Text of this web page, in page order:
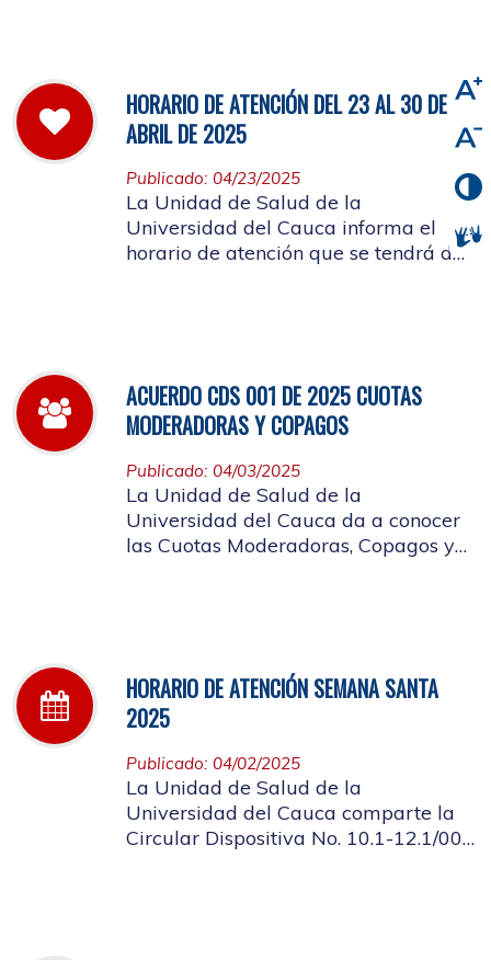
HORARIO DE ATENCIÓN DEL 23 AL 30 DE
ABRIL DE 2025
Publicado: 04/23/2025
La Unidad de Salud de la
Universidad del Cauca informa el
horario de atención que se tendrá del
ACUERDO CDS 001 DE 2025 CUOTAS
MODERADORAS Y COPAGOS
Publicado: 04/03/2025
La Unidad de Salud de la
Universidad del Cauca da a conocer
las Cuotas Moderadoras, Copagos y
HORARIO DE ATENCIÓN SEMANA SANTA
2025
Publicado: 04/02/2025
La Unidad de Salud de la
Universidad del Cauca comparte la
Circular Dispositiva No. 10.1-12.1/002